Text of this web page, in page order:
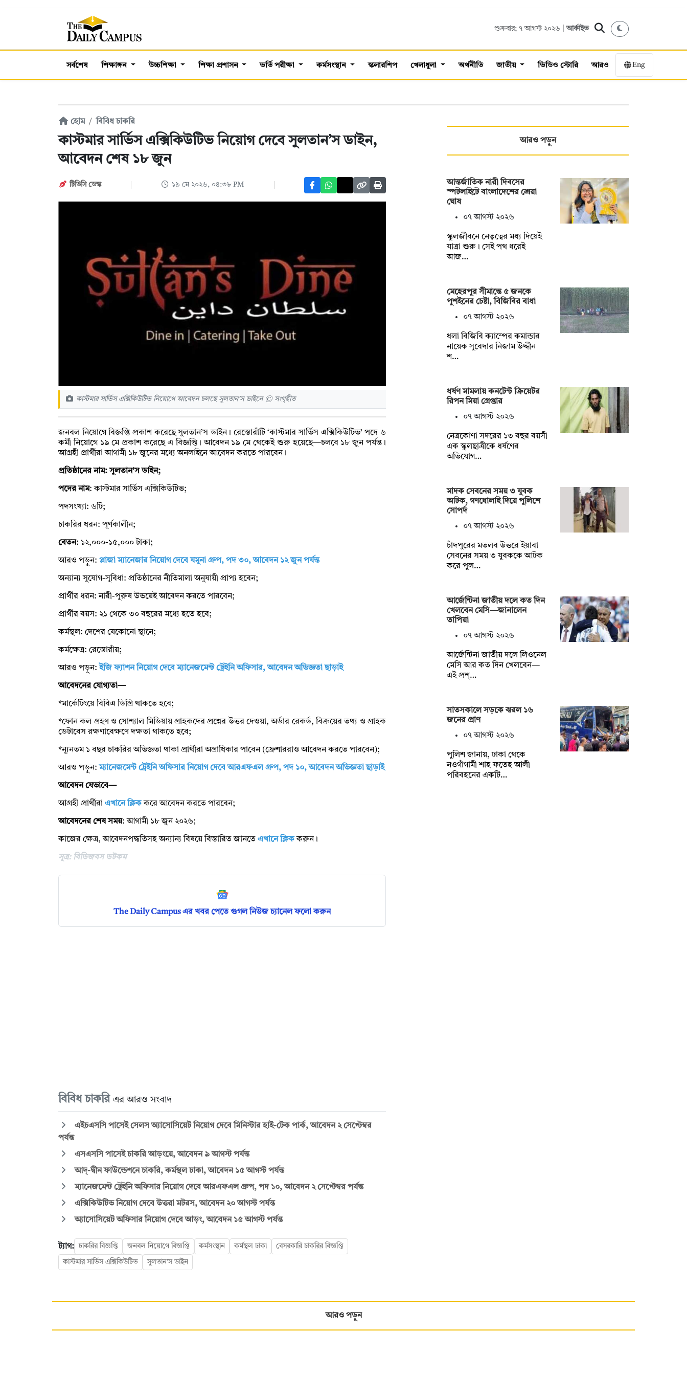
শুক্রবার; ৭ আগস্ট ২০২৬ |আর্কাইভ
সর্বশেষ শিক্ষাঙ্গন উচ্চশিক্ষা শিক্ষা প্রশাসন ভর্তি পরীক্ষা কর্মসংস্থান স্কলারশিপ খেলাধুলা অর্থনীতি জাতীয় ভিডিও স্টোরি আরও Eng
হোম বিবিধ চাকরি
কাস্টমার সার্ভিস এক্সিকিউটিভ নিয়োগ দেবে সুলতান’স ডাইন,
আবেদন শেষ ১৮ জুন
টিডিসি ডেস্ক ১৯ মে ২০২৬, ০৪:৩৮ PM
কাস্টমার সার্ভিস এক্সিকিউটিভ নিয়োগে আবেদন চলছে সুলতান’স ডাইনে © সংগৃহীত
জনবল নিয়োগে বিজ্ঞপ্তি প্রকাশ করেছে সুলতান’স ডাইন। রেস্তোরাঁটি ‘কাস্টমার সার্ভিস এক্সিকিউটিভ’ পদে ৬
কর্মী নিয়োগে ১৯ মে প্রকাশ করেছে এ বিজ্ঞপ্তি। আবেদন ১৯ মে থেকেই শুরু হয়েছে—চলবে ১৮ জুন পর্যন্ত।
আগ্রহী প্রার্থীরা আগামী ১৮ জুনের মধ্যে অনলাইনে আবেদন করতে পারবেন।
প্রতিষ্ঠানের নাম: সুলতান’স ডাইন;
পদের নাম: কাস্টমার সার্ভিস এক্সিকিউটিভ;
পদসংখ্যা: ৬টি;
চাকরির ধরন: পূর্ণকালীন;
বেতন: ১২,০০০-১৫,০০০ টাকা;
আরও পড়ুন: প্লাজা ম্যানেজার নিয়োগ দেবে যমুনা গ্রুপ, পদ ৩০, আবেদন ১২ জুন পর্যন্ত
অন্যান্য সুযোগ-সুবিধা: প্রতিষ্ঠানের নীতিমালা অনুযায়ী প্রাপ্য হবেন;
প্রার্থীর ধরন: নারী-পুরুষ উভয়েই আবেদন করতে পারবেন;
প্রার্থীর বয়স: ২১ থেকে ৩০ বছরের মধ্যে হতে হবে;
কর্মস্থল: দেশের যেকোনো স্থানে;
কর্মক্ষেত্র: রেস্তোরাঁয়;
আরও পড়ুন:ইজি ফ্যাশন নিয়োগ দেবে ম্যানেজমেন্ট ট্রেইনি অফিসার, আবেদন অভিজ্ঞতা ছাড়াই
আবেদনের যোগ্যতা—
*মার্কেটিংয়ে বিবিএ ডিগ্রি থাকতে হবে;
*ফোন কল গ্রহণ ও সোশ্যাল মিডিয়ায় গ্রাহকদের প্রশ্নের উত্তর দেওয়া, অর্ডার রেকর্ড, বিক্রয়ের তথ্য ও গ্রাহক
ডেটাবেস রক্ষণাবেক্ষণে দক্ষতা থাকতে হবে;
*ন্যূনতম ১ বছর চাকরির অভিজ্ঞতা থাকা প্রার্থীরা অগ্রাধিকার পাবেন (ফ্রেশাররাও আবেদন করতে পারবেন);
আরও পড়ুন:ম্যানেজমেন্ট ট্রেইনি অফিসার নিয়োগ দেবে আরএফএল গ্রুপ, পদ ১০, আবেদন অভিজ্ঞতা ছাড়াই
আবেদন যেভাবে—
আগ্রহী প্রার্থীরা এখানে ক্লিককরে আবেদন করতে পারবেন;
আবেদনের শেষ সময়: আগামী ১৮ জুন ২০২৬;
কাজের ক্ষেত্র, আবেদনপদ্ধতিসহ অন্যান্য বিষয়ে বিস্তারিত জানতে এখানে ক্লিককরুন।
সূত্র: বিডিজবস ডটকম
The Daily Campus এর খবর পেতে গুগল নিউজ চ্যানেল ফলো করুন
বিবিধ চাকরি এর আরও সংবাদ
এইচএসসি পাসেই সেলস অ্যাসোসিয়েট নিয়োগ দেবে মিনিস্টার হাই-টেক পার্ক, আবেদন ২ সেপ্টেম্বর
পর্যন্ত
এসএসসি পাসেই চাকরি আড়ংয়ে, আবেদন ৯ আগস্ট পর্যন্ত
আদ্-দ্বীন ফাউন্ডেশনে চাকরি, কর্মস্থল ঢাকা, আবেদন ১৫ আগস্ট পর্যন্ত
ম্যানেজমেন্ট ট্রেইনি অফিসার নিয়োগ দেবে আরএফএল গ্রুপ, পদ ১০, আবেদন ২ সেপ্টেম্বর পর্যন্ত
এক্সিকিউটিভ নিয়োগ দেবে উত্তরা মটরস, আবেদন ২০ আগস্ট পর্যন্ত
অ্যাসোসিয়েট অফিসার নিয়োগ দেবে আড়ং, আবেদন ১৫ আগস্ট পর্যন্ত
ট্যাগ: চাকরির বিজ্ঞপ্তি জনবল নিয়োগে বিজ্ঞপ্তি কর্মসংস্থান কর্মস্থল ঢাকা বেসরকারি চাকরির বিজ্ঞপ্তি
কাস্টমার সার্ভিস এক্সিকিউটিভ সুলতান’স ডাইন
আরও পড়ুন
আন্তর্জাতিক নারী দিবসের
স্পটলাইটে বাংলাদেশের শ্রেয়া
ঘোষ
০৭ আগস্ট ২০২৬
স্কুলজীবনে নেতৃত্বের মধ্য দিয়েই
যাত্রা শুরু। সেই পথ ধরেই
আজ…
মেহেরপুর সীমান্তে ৫ জনকে
পুশইনের চেষ্টা, বিজিবির বাধা
০৭ আগস্ট ২০২৬
ধলা বিজিবি ক্যাম্পের কমান্ডার
নায়েক সুবেদার নিজাম উদ্দীন
শ…
ধর্ষণ মামলায় কনটেন্ট ক্রিয়েটর
রিপন মিয়া গ্রেপ্তার
০৭ আগস্ট ২০২৬
নেত্রকোণা সদরের ১৩ বছর বয়সী
এক স্কুলছাত্রীকে ধর্ষণের
অভিযোগ…
মাদক সেবনের সময় ৩ যুবক
আটক, গণধোলাই দিয়ে পুলিশে
সোপর্দ
০৭ আগস্ট ২০২৬
চাঁদপুরের মতলব উত্তরে ইয়াবা
সেবনের সময় ৩ যুবককে আটক
করে পুল…
আর্জেন্টিনা জাতীয় দলে কত দিন
খেলবেন মেসি—জানালেন
তাপিয়া
০৭ আগস্ট ২০২৬
আর্জেন্টিনা জাতীয় দলে লিওনেল
মেসি আর কত দিন খেলবেন—
এই প্রশ্…
সাতসকালে সড়কে ঝরল ১৬
জনের প্রাণ
০৭ আগস্ট ২০২৬
পুলিশ জানায়, ঢাকা থেকে
নওগাঁগামী শাহ ফতেহ আলী
পরিবহনের একটি…
আরও পড়ুন